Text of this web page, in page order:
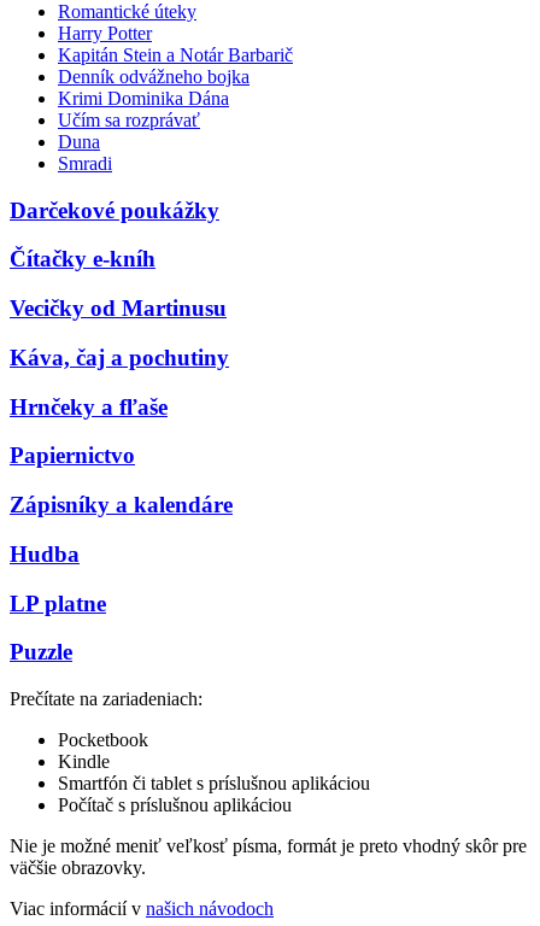
Romantické úteky
Harry Potter
Kapitán Stein a Notár Barbarič
Denník odvážneho bojka
Krimi Dominika Dána
Učím sa rozprávať
Duna
Smradi
Darčekové poukážky
Čítačky e-kníh
Vecičky od Martinusu
Káva, čaj a pochutiny
Hrnčeky a fľaše
Papiernictvo
Zápisníky a kalendáre
Hudba
LP platne
Puzzle
Prečítate na zariadeniach:
Pocketbook
Kindle
Smartfón či tablet s príslušnou aplikáciou
Počítač s príslušnou aplikáciou
Nie je možné meniť veľkosť písma, formát je preto vhodný skôr pre
väčšie obrazovky.
Viac informácií v našich návodoch